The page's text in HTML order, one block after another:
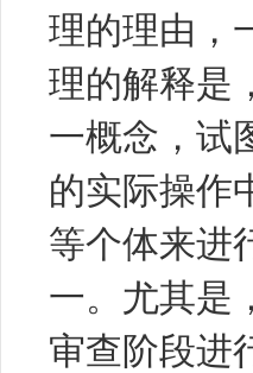
理的理由，
理的解释是
一概念，试
的实际操作
等个体来进
一。尤其是
审查阶段进